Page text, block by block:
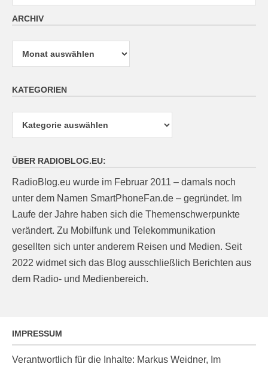
ARCHIV
Archiv
KATEGORIEN
ÜBER RADIOBLOG.EU:
RadioBlog.eu wurde im Februar 2011 – damals noch
unter dem Namen SmartPhoneFan.de – gegründet. Im
Laufe der Jahre haben sich die Themenschwerpunkte
verändert. Zu Mobilfunk und Telekommunikation
gesellten sich unter anderem Reisen und Medien. Seit
2022 widmet sich das Blog ausschließlich Berichten aus
dem Radio- und Medienbereich.
IMPRESSUM
Verantwortlich für die Inhalte: Markus Weidner, Im